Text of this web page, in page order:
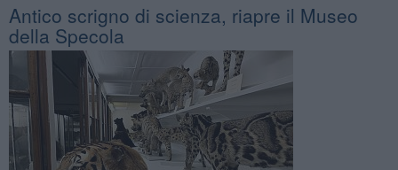
Antico scrigno di scienza, riapre il Museo
della Specola